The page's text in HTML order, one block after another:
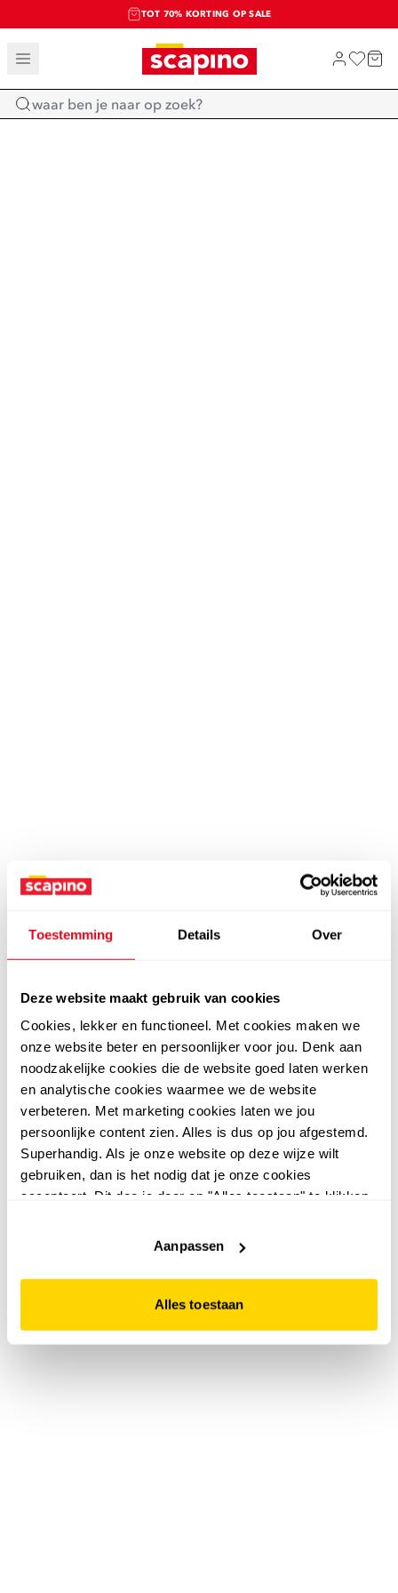
Toestemming Details Over
Deze website maakt gebruik van cookies
Cookies, lekker en functioneel. Met cookies maken we
onze website beter en persoonlijker voor jou. Denk aan
noodzakelijke cookies die de website goed laten werken
en analytische cookies waarmee we de website
verbeteren. Met marketing cookies laten we jou
persoonlijke content zien. Alles is dus op jou afgestemd.
Superhandig. Als je onze website op deze wijze wilt
gebruiken, dan is het nodig dat je onze cookies
accepteert. Dit doe je door op "Alles toestaan" te klikken.
website niet optimaal functioneert.
Aanpassen
Alles toestaan
TOT 70% KORTING OP SALE
SALE: LAATSTE KANS!
SHOP NIEUW
Home